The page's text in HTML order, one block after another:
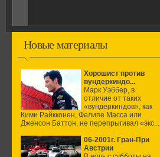
Новые материалы
Хорошист против
вундеркиндо...
Марк Уэббер, в
отличие от таких
«вундеркиндов», как
Кими Райкконен, Фелипе Масса или
Дженсон Баттон, не перепрыгивал «экс...
06-2001г. Гран-При
Австрии